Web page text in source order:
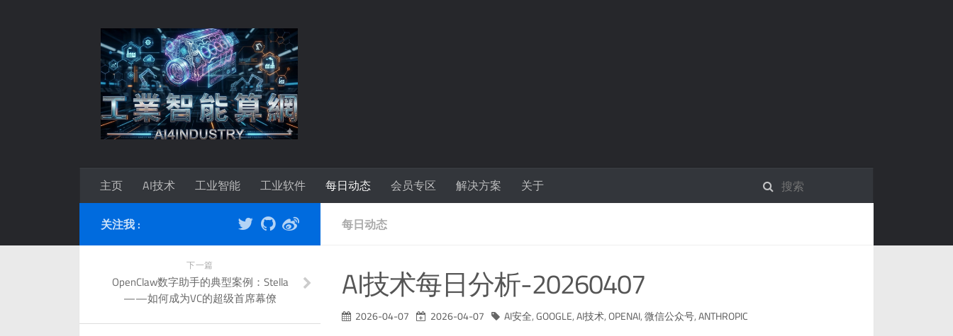
主页 AI技术 工业智能 工业软件 每日动态 会员专区 解决方案 关于
每日动态
AI技术每日分析-20260407
2026-04-07 2026-04-07 AI安全,GOOGLE,AI技术,OPENAI,微信公众号,ANTHROPIC
关注我 :
下一篇
OpenClaw数字助手的典型案例：Stella
——如何成为VC的超级首席幕僚